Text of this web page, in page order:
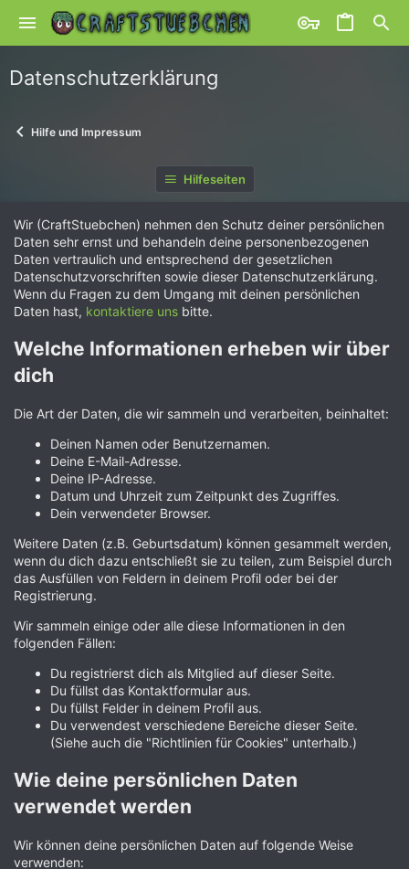
Datenschutzerklärung
Hilfe und Impressum
Hilfeseiten
Wir (CraftStuebchen) nehmen den Schutz deiner persönlichen
Daten sehr ernst und behandeln deine personenbezogenen
Daten vertraulich und entsprechend der gesetzlichen
Datenschutzvorschriften sowie dieser Datenschutzerklärung.
Wenn du Fragen zu dem Umgang mit deinen persönlichen
Daten hast, kontaktiere uns bitte.
Welche Informationen erheben wir über
dich
Die Art der Daten, die wir sammeln und verarbeiten, beinhaltet:
Deinen Namen oder Benutzernamen.
Deine E-Mail-Adresse.
Deine IP-Adresse.
Datum und Uhrzeit zum Zeitpunkt des Zugriffes.
Dein verwendeter Browser.
Weitere Daten (z.B. Geburtsdatum) können gesammelt werden,
wenn du dich dazu entschließt sie zu teilen, zum Beispiel durch
das Ausfüllen von Feldern in deinem Profil oder bei der
Registrierung.
Wir sammeln einige oder alle diese Informationen in den
folgenden Fällen:
Du registrierst dich als Mitglied auf dieser Seite.
Du füllst das Kontaktformular aus.
Du füllst Felder in deinem Profil aus.
Du verwendest verschiedene Bereiche dieser Seite.
(Siehe auch die "Richtlinien für Cookies" unterhalb.)
Wie deine persönlichen Daten
verwendet werden
Wir können deine persönlichen Daten auf folgende Weise
verwenden: